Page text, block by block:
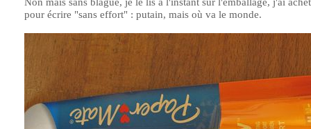
pour écrire "sans effort" : putain, mais où va le monde.